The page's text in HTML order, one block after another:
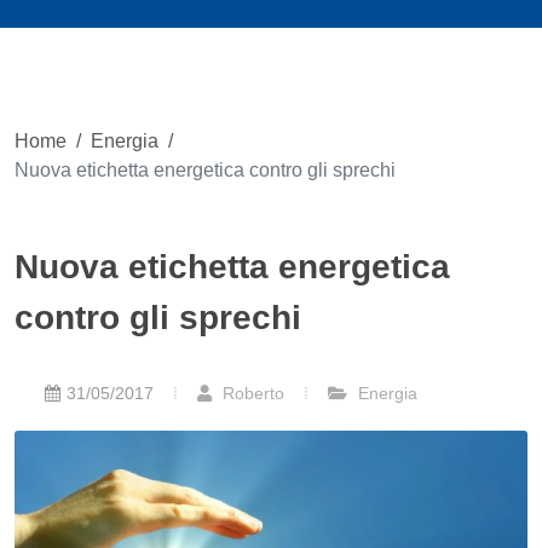
Home / Energia /
Nuova etichetta energetica contro gli sprechi
Nuova etichetta energetica
contro gli sprechi
31/05/2017 Roberto Energia